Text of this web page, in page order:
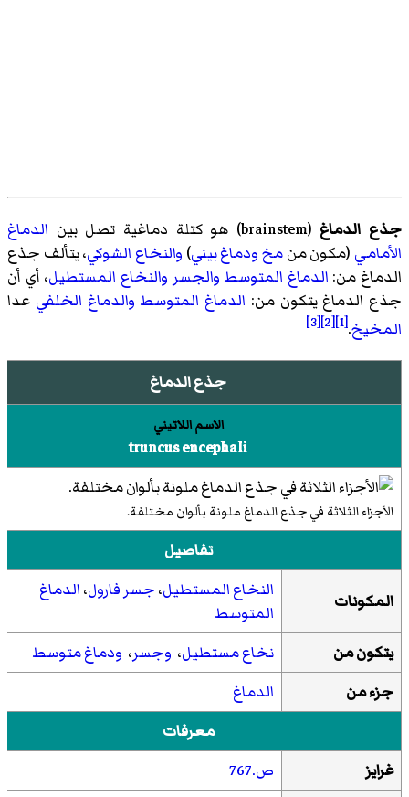
جذع الدماغ (
brainstem)‏ هو كتلة دماغية تصل بين الدماغ
الأمامي (مكون منمخودماغ بيني) والنخاع الشوكي، يتألف جذع
الدماغ من: الدماغ المتوسط والجسر والنخاع المستطيل، أي أن
جذع الدماغ يتكون من: الدماغ المتوسط والدماغ الخلفي عدا
المخيخ.
[1]
[2]
[3]
جذع الدماغ
الاسم اللاتيني
truncus encephali
الأجزاء الثلاثة في جذع الدماغ ملونة بألوان مختلفة.
تفاصيل
المكونات النخاع المستطيل،جسر فارول،الدماغ
المتوسط
يتكون من
نخاع مستطيل، وجسر، ودماغ متوسط
جزء من
الدماغ
معرفات
غرايز
ص.767